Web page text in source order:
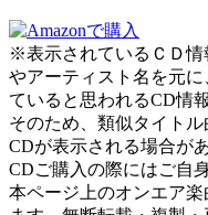
※表示されているＣＤ情
やアーティスト名を元に
ていると思われるCD情
そのため、類似タイト
CDが表示される場合が
CDご購入の際にはご自
本ページ上のオンエア楽